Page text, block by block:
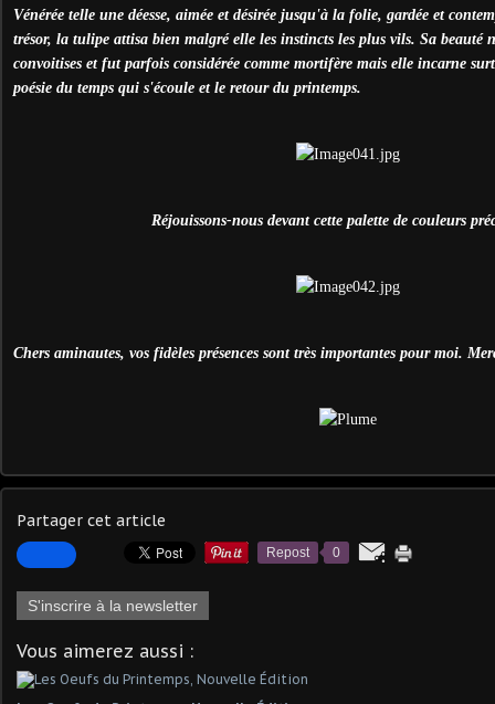
Vénérée telle une déesse, aimée et désirée jusqu'à la folie, gardée et
trésor, la tulipe attisa bien malgré elle les instincts les plus vils. Sa beauté
convoitises et fut parfois considérée comme mortifère mais elle incarne
poésie du temps qui s'écoule et le retour du printemps.
Réjouissons-nous devant cette palette de couleurs
Chers aminautes, vos fidèles présences sont très importantes pour moi.
Partager cet article
Repost 0
S'inscrire à la newsletter
Vous aimerez aussi :